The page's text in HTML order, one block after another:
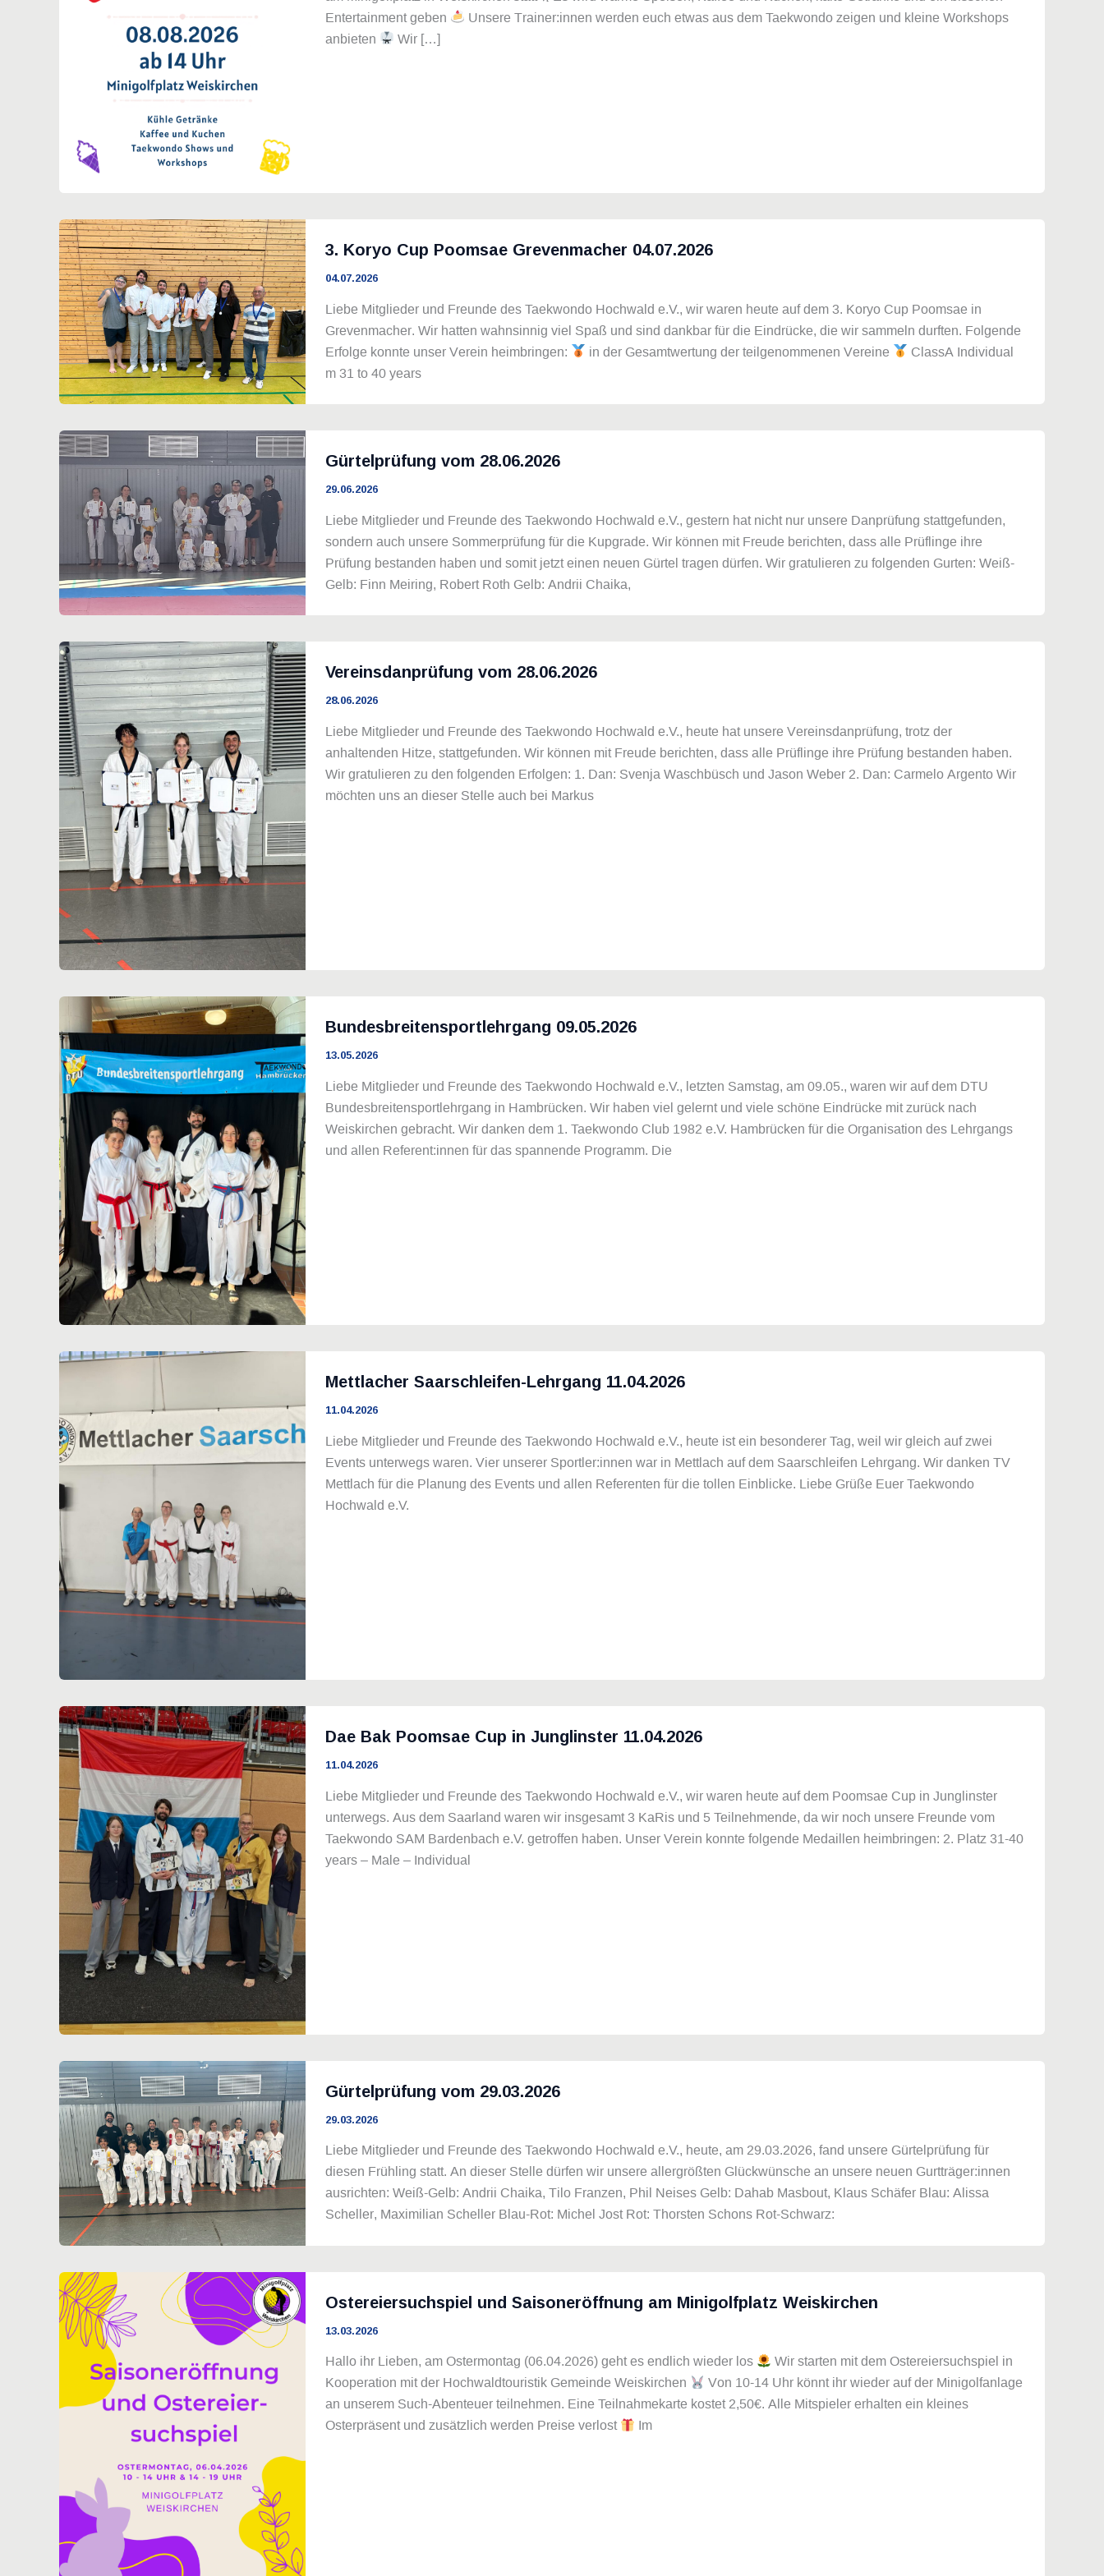
Entertainment geben
Unsere Trainer:innen werden euch etwas aus dem Taekwondo zeigen und kleine Workshops
anbieten
Wir […]
3. Koryo Cup Poomsae Grevenmacher 04.07.2026
04.07.2026
Liebe Mitglieder und Freunde des Taekwondo Hochwald e.V., wir waren heute auf dem 3. Koryo Cup Poomsae in
Grevenmacher. Wir hatten wahnsinnig viel Spaß und sind dankbar für die Eindrücke, die wir sammeln durften. Folgende
Erfolge konnte unser Verein heimbringen:
in der Gesamtwertung der teilgenommenen Vereine
ClassA Individual
m 31 to 40 years
Gürtelprüfung vom 28.06.2026
29.06.2026
Liebe Mitglieder und Freunde des Taekwondo Hochwald e.V., gestern hat nicht nur unsere Danprüfung stattgefunden,
sondern auch unsere Sommerprüfung für die Kupgrade. Wir können mit Freude berichten, dass alle Prüflinge ihre
Prüfung bestanden haben und somit jetzt einen neuen Gürtel tragen dürfen. Wir gratulieren zu folgenden Gurten: Weiß-
Gelb: Finn Meiring, Robert Roth Gelb: Andrii Chaika,
Vereinsdanprüfung vom 28.06.2026
28.06.2026
Liebe Mitglieder und Freunde des Taekwondo Hochwald e.V., heute hat unsere Vereinsdanprüfung, trotz der
anhaltenden Hitze, stattgefunden. Wir können mit Freude berichten, dass alle Prüflinge ihre Prüfung bestanden haben.
Wir gratulieren zu den folgenden Erfolgen: 1. Dan: Svenja Waschbüsch und Jason Weber 2. Dan: Carmelo Argento Wir
möchten uns an dieser Stelle auch bei Markus
Bundesbreitensportlehrgang 09.05.2026
13.05.2026
Liebe Mitglieder und Freunde des Taekwondo Hochwald e.V., letzten Samstag, am 09.05., waren wir auf dem DTU
Bundesbreitensportlehrgang in Hambrücken. Wir haben viel gelernt und viele schöne Eindrücke mit zurück nach
Weiskirchen gebracht. Wir danken dem 1. Taekwondo Club 1982 e.V. Hambrücken für die Organisation des Lehrgangs
und allen Referent:innen für das spannende Programm. Die
Mettlacher Saarschleifen-Lehrgang 11.04.2026
11.04.2026
Liebe Mitglieder und Freunde des Taekwondo Hochwald e.V., heute ist ein besonderer Tag, weil wir gleich auf zwei
Events unterwegs waren. Vier unserer Sportler:innen war in Mettlach auf dem Saarschleifen Lehrgang. Wir danken TV
Mettlach für die Planung des Events und allen Referenten für die tollen Einblicke. Liebe Grüße Euer Taekwondo
Hochwald e.V.
Dae Bak Poomsae Cup in Junglinster 11.04.2026
11.04.2026
Liebe Mitglieder und Freunde des Taekwondo Hochwald e.V., wir waren heute auf dem Poomsae Cup in Junglinster
unterwegs. Aus dem Saarland waren wir insgesamt 3 KaRis und 5 Teilnehmende, da wir noch unsere Freunde vom
Taekwondo SAM Bardenbach e.V. getroffen haben. Unser Verein konnte folgende Medaillen heimbringen: 2. Platz 31-40
years – Male – Individual
Gürtelprüfung vom 29.03.2026
29.03.2026
Liebe Mitglieder und Freunde des Taekwondo Hochwald e.V., heute, am 29.03.2026, fand unsere Gürtelprüfung für
diesen Frühling statt. An dieser Stelle dürfen wir unsere allergrößten Glückwünsche an unsere neuen Gurtträger:innen
ausrichten: Weiß-Gelb: Andrii Chaika, Tilo Franzen, Phil Neises Gelb: Dahab Masbout, Klaus Schäfer Blau: Alissa
Scheller, Maximilian Scheller Blau-Rot: Michel Jost Rot: Thorsten Schons Rot-Schwarz:
Ostereiersuchspiel und Saisoneröffnung am Minigolfplatz Weiskirchen
13.03.2026
Hallo ihr Lieben, am Ostermontag (06.04.2026) geht es endlich wieder los
Wir starten mit dem Ostereiersuchspiel in
Kooperation mit der Hochwaldtouristik Gemeinde Weiskirchen
Von 10-14 Uhr könnt ihr wieder auf der Minigolfanlage
an unserem Such-Abenteuer teilnehmen. Eine Teilnahmekarte kostet 2,50€. Alle Mitspieler erhalten ein kleines
Osterpräsent und zusätzlich werden Preise verlost
Im